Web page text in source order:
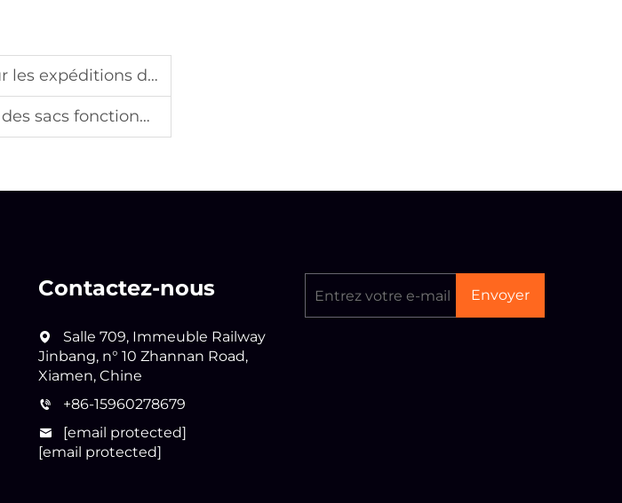
de sacs
sur mesure
Contactez-nous
Salle 709, Immeuble Railway
Jinbang, n° 10 Zhannan Road,
Xiamen, Chine
+86-15960278679
[email protected]
[email protected]
Envoyer